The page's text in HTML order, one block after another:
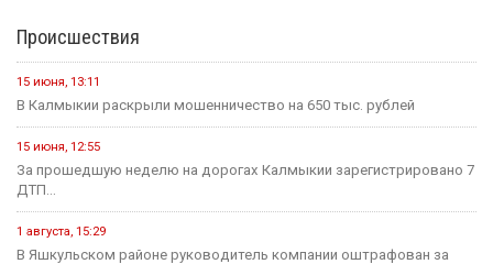
Происшествия
15 июня, 13:11
В Калмыкии раскрыли мошенничество на 650 тыс. рублей
15 июня, 12:55
За прошедшую неделю на дорогах Калмыкии зарегистрировано 7
ДТП...
1 августа, 15:29
В Яшкульском районе руководитель компании оштрафован за